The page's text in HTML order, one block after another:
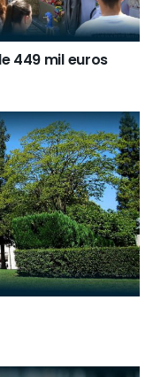
449 mil euros